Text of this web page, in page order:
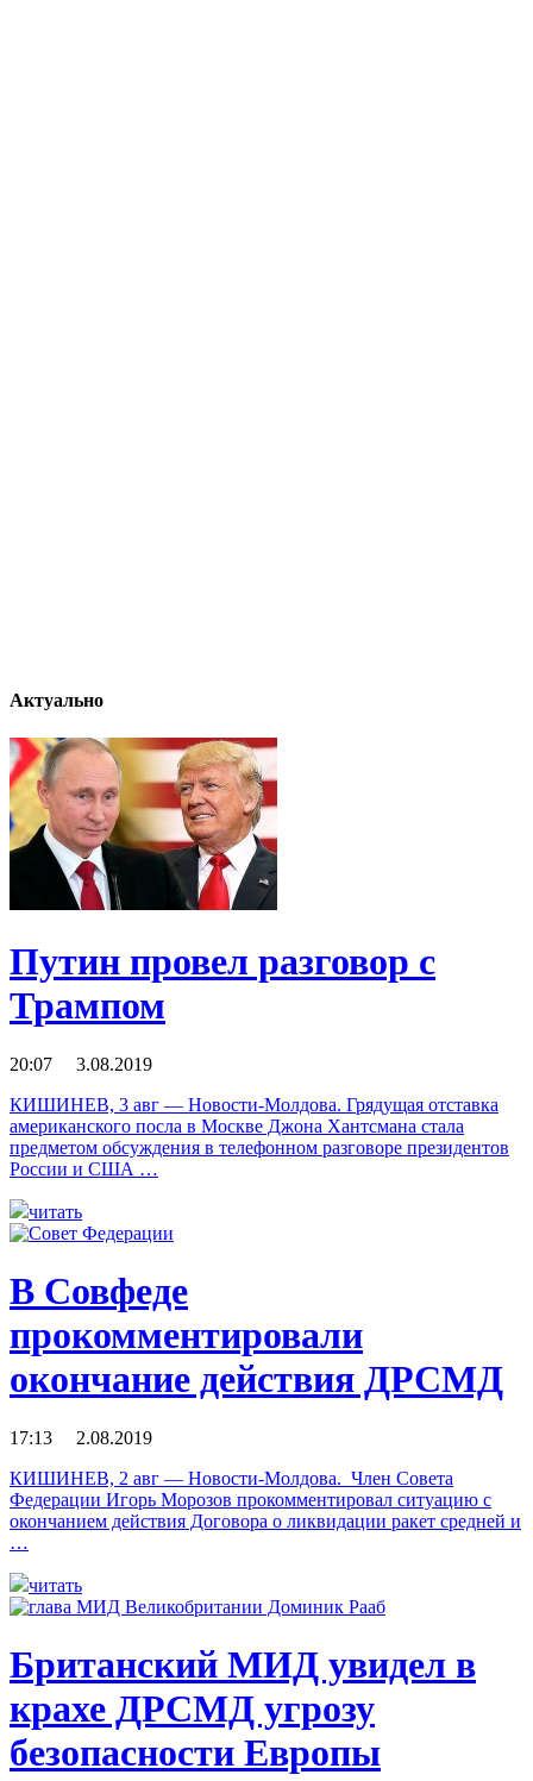
Актуально
Путин провел разговор с
Трампом
20:07 3.08.2019
КИШИНЕВ, 3 авг — Новости-Молдова. Грядущая отставка
американского посла в Москве Джона Хантсмана стала
предметом обсуждения в телефонном разговоре президентов
России и США …
читать
В Совфеде
прокомментировали
окончание действия ДРСМД
17:13 2.08.2019
КИШИНЕВ, 2 авг — Новости-Молдова. Член Совета
Федерации Игорь Морозов прокомментировал ситуацию с
окончанием действия Договора о ликвидации ракет средней и
…
читать
Британский МИД увидел в
крахе ДРСМД угрозу
безопасности Европы